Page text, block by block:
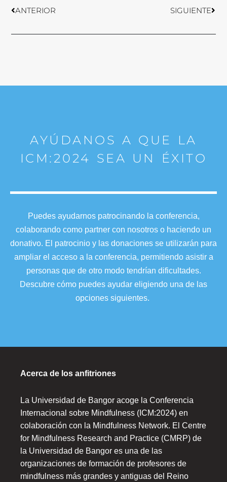
ANTERIOR SIGUIENTE
AYÚDANOS A QUE LA
ICM:2024 SEA UN ÉXITO
Puedes ayudarnos patrocinando la conferencia,
colaborando como partner con nosotros o haciendo un
donativo. El patrocinio y las donaciones se utilizarán para
ampliar el acceso a la conferencia, permitiendo asistir a
personas que de otro modo tendrían dificultades.
Descubre cómo puedes ayudar eligiendo una de las
opciones siguientes.
Acerca de los anfitriones
La Universidad de Bangor acoge la Conferencia
Internacional sobre Mindfulness (ICM:2024) en
colaboración con la Mindfulness Network. El Centre
for Mindfulness Research and Practice (CMRP) de
la Universidad de Bangor es una de las
organizaciones de formación de profesores de
mindfulness más grandes y antiguas del Reino